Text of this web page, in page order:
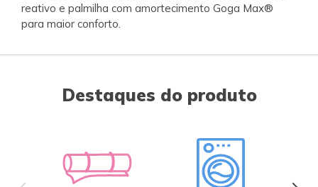
reativo e palmilha com amortecimento Goga Max®
para maior conforto.
Destaques do produto